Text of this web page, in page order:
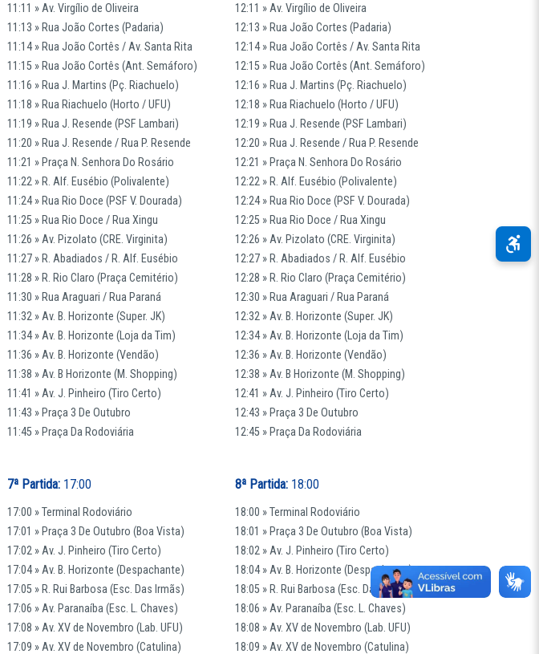
11:11 » Av. Virgílio de Oliveira
11:13 » Rua João Cortes (Padaria)
11:14 » Rua João Cortês / Av. Santa Rita
11:15 » Rua João Cortês (Ant. Semáforo)
11:16 » Rua J. Martins (Pç. Riachuelo)
11:18 » Rua Riachuelo (Horto / UFU)
11:19 » Rua J. Resende (PSF Lambari)
11:20 » Rua J. Resende / Rua P. Resende
11:21 » Praça N. Senhora Do Rosário
11:22 » R. Alf. Eusébio (Polivalente)
11:24 » Rua Rio Doce (PSF V. Dourada)
11:25 » Rua Rio Doce / Rua Xingu
11:26 » Av. Pizolato (CRE. Virginita)
11:27 » R. Abadiados / R. Alf. Eusébio
11:28 » R. Rio Claro (Praça Cemitério)
11:30 » Rua Araguari / Rua Paraná
11:32 » Av. B. Horizonte (Super. JK)
11:34 » Av. B. Horizonte (Loja da Tim)
11:36 » Av. B. Horizonte (Vendão)
11:38 » Av. B Horizonte (M. Shopping)
11:41 » Av. J. Pinheiro (Tiro Certo)
11:43 » Praça 3 De Outubro
11:45 » Praça Da Rodoviária
12:11 » Av. Virgílio de Oliveira
12:13 » Rua João Cortes (Padaria)
12:14 » Rua João Cortês / Av. Santa Rita
12:15 » Rua João Cortês (Ant. Semáforo)
12:16 » Rua J. Martins (Pç. Riachuelo)
12:18 » Rua Riachuelo (Horto / UFU)
12:19 » Rua J. Resende (PSF Lambari)
12:20 » Rua J. Resende / Rua P. Resende
12:21 » Praça N. Senhora Do Rosário
12:22 » R. Alf. Eusébio (Polivalente)
12:24 » Rua Rio Doce (PSF V. Dourada)
12:25 » Rua Rio Doce / Rua Xingu
12:26 » Av. Pizolato (CRE. Virginita)
12:27 » R. Abadiados / R. Alf. Eusébio
12:28 » R. Rio Claro (Praça Cemitério)
12:30 » Rua Araguari / Rua Paraná
12:32 » Av. B. Horizonte (Super. JK)
12:34 » Av. B. Horizonte (Loja da Tim)
12:36 » Av. B. Horizonte (Vendão)
12:38 » Av. B Horizonte (M. Shopping)
12:41 » Av. J. Pinheiro (Tiro Certo)
12:43 » Praça 3 De Outubro
12:45 » Praça Da Rodoviária
7ª Partida: 17:00
17:00 » Terminal Rodoviário
17:01 » Praça 3 De Outubro (Boa Vista)
17:02 » Av. J. Pinheiro (Tiro Certo)
17:04 » Av. B. Horizonte (Despachante)
17:05 » R. Rui Barbosa (Esc. Das Irmãs)
17:06 » Av. Paranaíba (Esc. L. Chaves)
17:08 » Av. XV de Novembro (Lab. UFU)
17:09 » Av. XV de Novembro (Catulina)
8ª Partida:18:00
18:00 » Terminal Rodoviário
18:01 » Praça 3 De Outubro (Boa Vista)
18:02 » Av. J. Pinheiro (Tiro Certo)
18:04 » Av. B. Horizonte (Despachante)
18:05 » R. Rui Barbosa (Esc. Das Irmãs)
18:06 » Av. Paranaíba (Esc. L. Chaves)
18:08 » Av. XV de Novembro (Lab. UFU)
18:09 » Av. XV de Novembro (Catulina)